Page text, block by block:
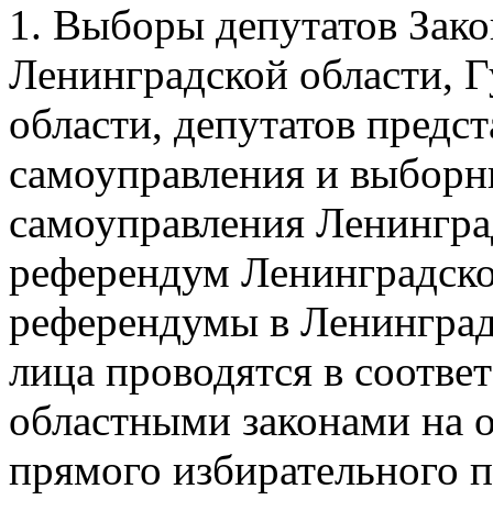
1. Выборы депутатов
Ленинградской области,
области, депутатов
самоуправления и
самоуправления
референдум
референдумы в
лица проводятся в
областными законами на
прямого избирательного